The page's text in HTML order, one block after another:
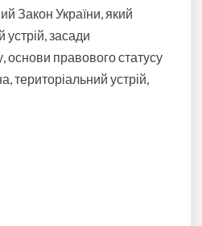
Закон України, який
засади
основи правового статусу
територіальний устрій,